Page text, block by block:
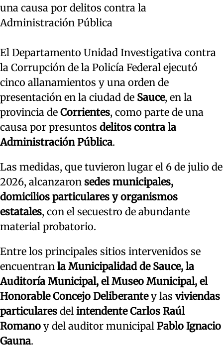
una causa por delitos contra la
Administración Pública
El Departamento Unidad Investigativa contra
la Corrupción de la Policía Federal ejecutó
cinco allanamientos y una orden de
presentación en la ciudad de Sauce, en la
provincia de Corrientes, como parte de una
causa por presuntos delitos contra la
Administración Pública.
Las medidas, que tuvieron lugar el 6 de julio de
2026, alcanzaron sedes municipales,
domicilios particulares y organismos
estatales, con el secuestro de abundante
material probatorio.
Entre los principales sitios intervenidos se
encuentran la Municipalidad de Sauce, la
Auditoría Municipal, el Museo Municipal, el
Honorable Concejo Deliberantey las viviendas
particulares del intendente Carlos Raúl
Romano y del auditor municipal Pablo Ignacio
Gauna.